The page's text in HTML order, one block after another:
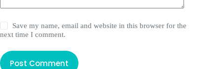
Save my name, email and website in this browser for the
next time I comment.
Post Comment